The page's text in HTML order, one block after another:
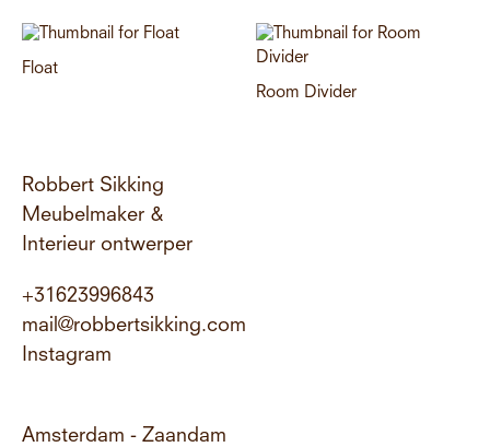
Float
Room Divider
Robbert Sikking
Meubelmaker &
Interieur ontwerper
+31623996843
mail@robbertsikking.com
Instagram
Amsterdam - Zaandam